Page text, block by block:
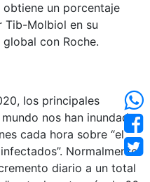
un porcentaje
Tib-Molbiol en su
con Roche.
los principales
nos han inundado
cada hora sobre “el
Normalmente
diario a un total